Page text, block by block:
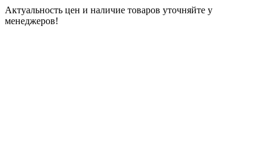
Актуальность цен и наличие товаров уточняйте у
менеджеров!